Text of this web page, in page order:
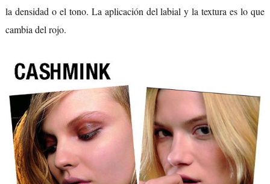
la densidad o el tono. La aplicación del labial y la textura es lo que
cambia del rojo.